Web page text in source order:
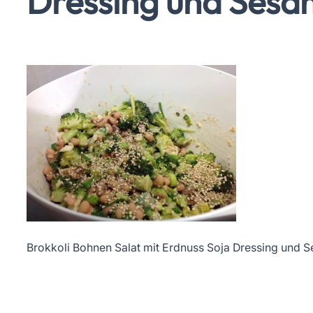
Brokkoli Bohnen Salat mit Erdnuss Soja Dressing und